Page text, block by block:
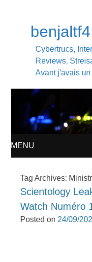
benjaltf4
Cybertrucs,
Reviews,
Avant j'avais
MENU
TO
CONTENT
Tag Archives:
Scientology
Watch Numéro
Posted on 24/09/